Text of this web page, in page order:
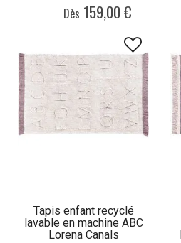
Dès 159,00 €
Tapis enfant recyclé
lavable en machine ABC
Lorena Canals